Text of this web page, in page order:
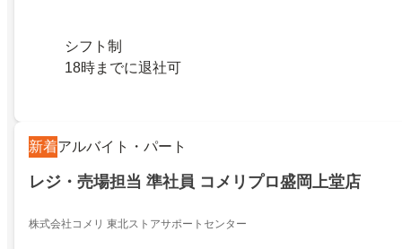
シフト制
18時までに退社可
新着アルバイト・パート
レジ・売場担当 準社員 コメリプロ盛岡上堂店
株式会社コメリ 東北ストアサポートセンター